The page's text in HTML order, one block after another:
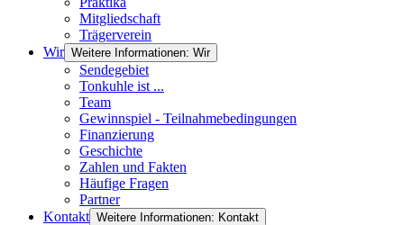
Mitgliedschaft
Trägerverein
Wir Weitere Informationen: Wir
Sendegebiet
Tonkuhle ist ...
Team
Gewinnspiel - Teilnahmebedingungen
Finanzierung
Geschichte
Zahlen und Fakten
Häufige Fragen
Partner
Kontakt Weitere Informationen: Kontakt